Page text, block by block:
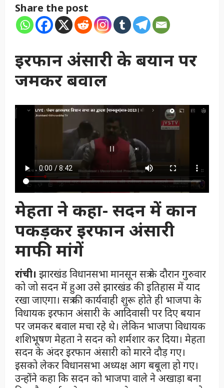
Share the post
इरफान अंसारी के बयान पर
जमकर बवाल
मेहता ने कहा- सदन में कान
पकड़कर इरफान अंसारी
माफी मांगें
रांची। झारखंड विधानसभा मानसून सत्र के दौरान गुरुवार
को जो सदन में हुआ उसे झारखंड की इतिहास में याद
रखा जाएगा। सत्र की कार्यवाही शुरू होते ही भाजपा के
विधायक इरफान अंसारी के आदिवासी पर दिए बयान
पर जमकर बवाल मचा रहे थे। लेकिन भाजपा विधायक
शशिभूषण मेहता ने सदन को शर्मशार कर दिया। मेहता
सदन के अंदर इरफान अंसारी को मारने दौड़ गए।
इसको लेकर विधानसभा अध्यक्ष आग बबूला हो गए।
उन्होंने कहा कि सदन को भाजपा वाले ने अखाड़ा बना